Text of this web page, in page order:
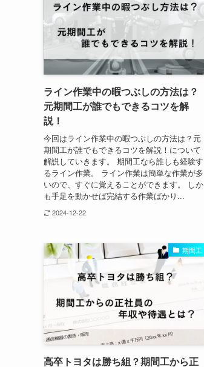
ライン作業中の暇つぶしの方法は？
元期間工が誰でもできるコツを解
説！
今回はライン作業中の暇つぶしの方法は？元
期間工が誰でもできるコツを解説！について
解説していきます。 期間工なら誰しも経験す
るライン作業。 ライン作業は簡単な作業が多
いので、すぐに覚えることができます。 しか
も手足を動かせば完結する作業ばかり...
2024-12-22
期間工
高卒トヨタは勝ち組？期間工から正